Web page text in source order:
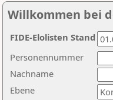
Willkommen bei
Nachname
Ebene
Personennummer
FIDE-Elolisten Stand